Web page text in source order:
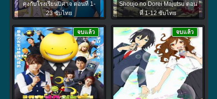
คุงกับโรงเรียนปิศาจ ตอนที่ 1-
23 ซับไทย
Shoujo no Dorei Majutsu ตอน
ที่ 1-12 ซับไทย
จบแล้ว จบแล้ว